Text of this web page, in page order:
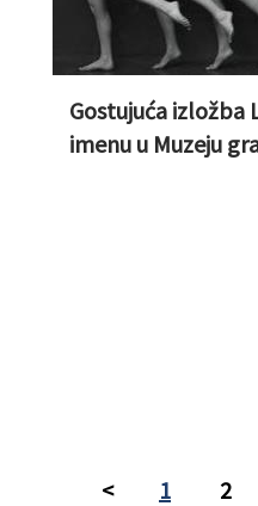
Gostujuća izložba
imenu u Muzeju
< 1 2